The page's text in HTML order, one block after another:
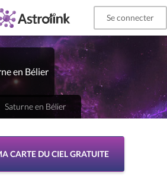
Se connecter
en Bélier
Saturne en Bélier
CARTE DU CIEL GRATUITE